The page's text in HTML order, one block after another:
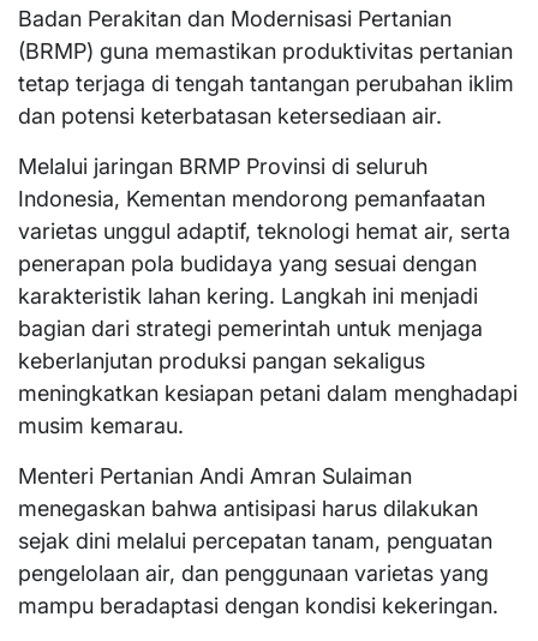
Badan Perakitan dan Modernisasi Pertanian
(BRMP) guna memastikan produktivitas pertanian
tetap terjaga di tengah tantangan perubahan iklim
dan potensi keterbatasan ketersediaan air.
Melalui jaringan BRMP Provinsi di seluruh
Indonesia, Kementan mendorong pemanfaatan
varietas unggul adaptif, teknologi hemat air, serta
penerapan pola budidaya yang sesuai dengan
karakteristik lahan kering. Langkah ini menjadi
bagian dari strategi pemerintah untuk menjaga
keberlanjutan produksi pangan sekaligus
meningkatkan kesiapan petani dalam menghadapi
musim kemarau.
Menteri Pertanian Andi Amran Sulaiman
menegaskan bahwa antisipasi harus dilakukan
sejak dini melalui percepatan tanam, penguatan
pengelolaan air, dan penggunaan varietas yang
mampu beradaptasi dengan kondisi kekeringan.